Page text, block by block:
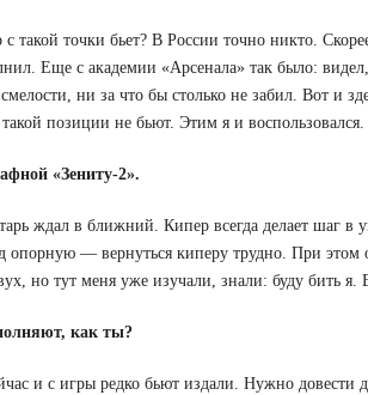
точки бьет? В России точно никто.
Еще с академии «Арсенала» так было:
ни за что бы столько не забил. Вот и
позиции не бьют. Этим я и воспользовался.
«Зениту-2».
ждал в ближний. Кипер всегда делает шаг в
— вернуться киперу трудно. При этом
но тут меня уже изучали, знали: буду бить я.
как ты?
и с игры редко бьют издали. Нужно довести